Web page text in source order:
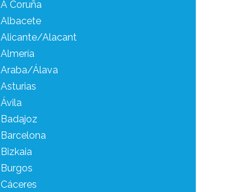
A Coruña
Albacete
Alicante/Alacant
Almería
Araba/Álava
Asturias
Ávila
Badajoz
Barcelona
Bizkaia
Burgos
Cáceres